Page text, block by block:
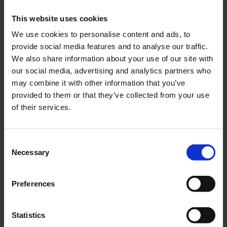
This website uses cookies
We use cookies to personalise content and ads, to
provide social media features and to analyse our traffic.
We also share information about your use of our site with
our social media, advertising and analytics partners who
may combine it with other information that you’ve
provided to them or that they’ve collected from your use
of their services.
Necessary
Preferences
Statistics
Chokefjäder Dellorto
BG0056
29 KR
KÖP
Amigo/Novio/PC50/PS50
15 kugg
19502
195 KR